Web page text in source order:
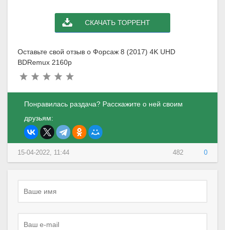
СКАЧАТЬ ТОРРЕНТ
Оставьте свой отзыв о Форсаж 8 (2017) 4K UHD
BDRemux 2160p
Понравилась раздача? Расскажите о ней своим
друзьям:
482 0
15-04-2022, 11:44